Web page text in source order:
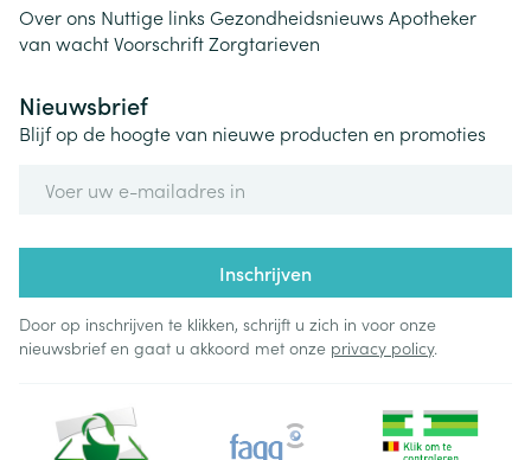
Over ons Nuttige links Gezondheidsnieuws Apotheker
van wachtVoorschriftZorgtarieven
Nieuwsbrief
Blijf op de hoogte van nieuwe producten en promoties
Inschrijven
Door op inschrijven te klikken, schrijft u zich in voor onze
nieuwsbrief en gaat u akkoord met onze privacy policy.